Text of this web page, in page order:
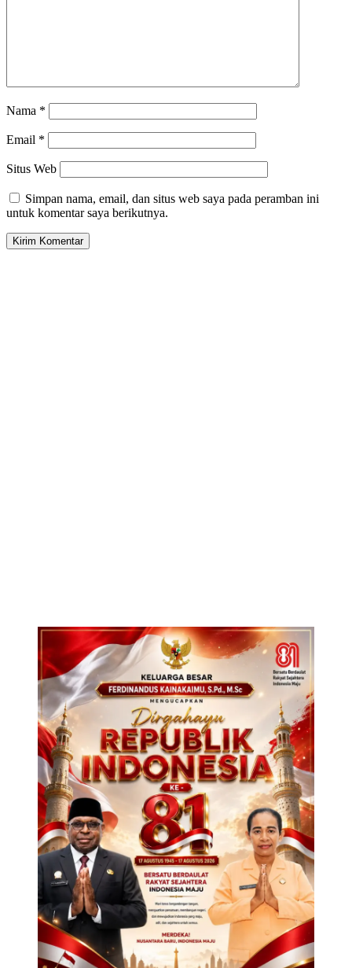
Nama *
Email *
Situs Web
Simpan nama, email, dan situs web saya pada peramban ini
untuk komentar saya berikutnya.